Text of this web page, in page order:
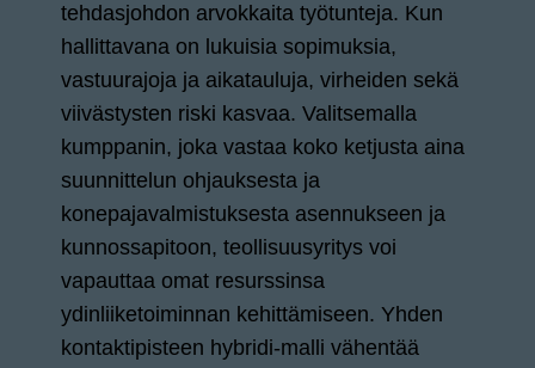
tehdasjohdon arvokkaita työtunteja. Kun
hallittavana on lukuisia sopimuksia,
vastuurajoja ja aikatauluja, virheiden sekä
viivästysten riski kasvaa. Valitsemalla
kumppanin, joka vastaa koko ketjusta aina
suunnittelun ohjauksesta ja
konepajavalmistuksesta asennukseen ja
kunnossapitoon, teollisuusyritys voi
vapauttaa omat resurssinsa
ydinliiketoiminnan kehittämiseen. Yhden
kontaktipisteen hybridi-malli vähentää